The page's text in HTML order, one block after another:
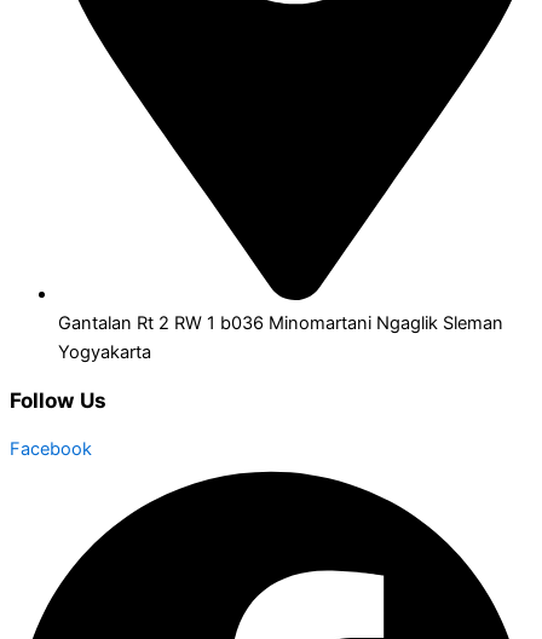
Gantalan Rt 2 RW 1 b036 Minomartani Ngaglik Sleman
Yogyakarta
Follow Us
Facebook